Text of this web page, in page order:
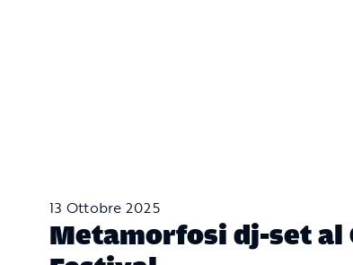
13 Ottobre 2025
Metamorfosi dj-set al